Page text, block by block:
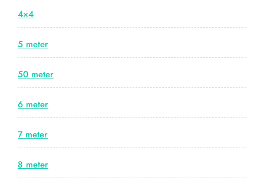
4×4
5 meter
50 meter
6 meter
7 meter
8 meter